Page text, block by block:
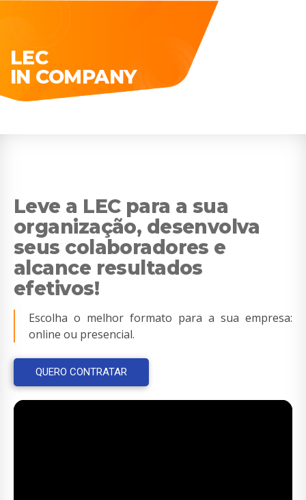
LEC
IN COMPANY
Leve a LEC para a sua
organização, desenvolva
seus colaboradores e
alcance resultados
efetivos!
Escolha o melhor formato para a sua empresa:
online ou presencial.
QUERO CONTRATAR